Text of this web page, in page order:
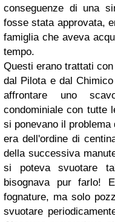
conseguenze di una
fosse stata approvata,
famiglia che aveva
tempo.
Questi erano trattati
dal Pilota e dal
affrontare uno
condominiale con tutte
si ponevano il
era dell'ordine di
della successiva
si poteva svuotare
bisognava pur farlo!
fognature, ma solo
svuotare